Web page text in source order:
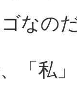
なの
「私